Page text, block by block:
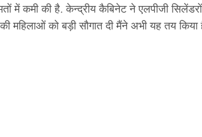
में कमी की है. केन्द्रीय कैबिनेट ने एलपीजी
महिलाओं को बड़ी सौगात दी मैंने अभी यह तय